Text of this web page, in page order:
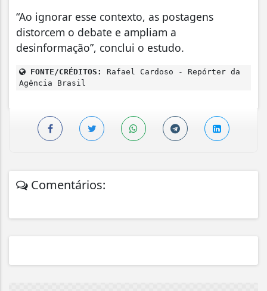
“Ao ignorar esse contexto, as postagens
distorcem o debate e ampliam a
desinformação”, conclui o estudo.
FONTE/CRÉDITOS:
Rafael Cardoso - Repórter da
Agência Brasil
Comentários: